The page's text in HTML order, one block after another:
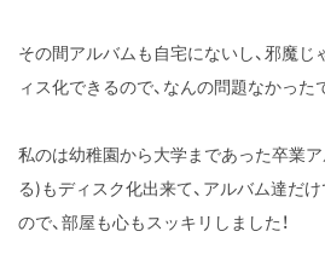
その間アルバムも自宅にないし、邪魔じ
ィス化できるので、なんの問題なかったで
私のは幼稚園から大学まであった卒業
る)もディスク化出来て、アルバム達だ
ので、部屋も心もスッキリしました！